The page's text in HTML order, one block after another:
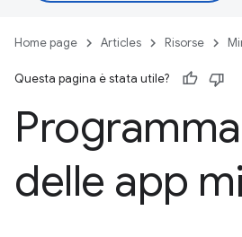
Home page Articles Risorse
Questa pagina è stata utile?
delle app